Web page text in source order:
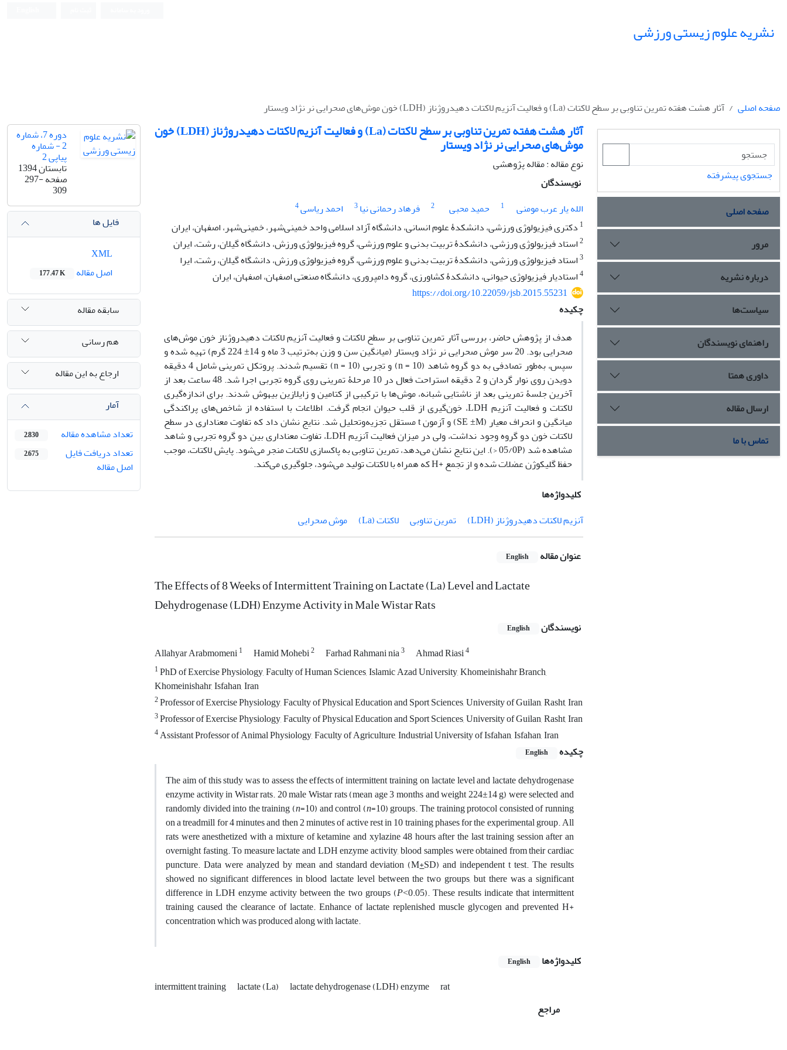
نشریه علوم زیستی ورزشی
صفحه اصلی آثار هشت هفته تمرین تناوبی بر سطح لاکتات (La) و فعالیت آنزیم لاکتات دهیدروژناز (LDH) خون موش‌های صحرایی نر نژاد ویستار
آثار هشت هفته تمرین تناوبی بر سطح لاکتات (La) و فعالیت آنزیم لاکتات دهیدروژناز (LDH) خون
موش‌های صحرایی نر نژاد ویستار
نوع مقاله : مقاله پژوهشی
نویسندگان
الله یار عرب مومنی
1 حمید محبی 2 فرهاد رحمانی نیا3 احمد ریاسی4
1 دکتری فیزیولوژی ورزشی، دانشکدۀ علوم انسانی، دانشگاه آزاد اسلامی واحد خمینی‌شهر، خمینی‌شهر، اصفهان، ایران
2استاد فیزیولوژی ورزشی، دانشکدۀ تربیت بدنی و علوم ورزشی، گروه فیزیولوژی ورزش، دانشگاه گیلان، رشت، ایران
3استاد فیزیولوژی ورزشی، دانشکدۀ تربیت بدنی و علوم ورزشی، گروه فیزیولوژی ورزش، دانشگاه گیلان، رشت، ایرا
4استادیار فیزیولوژی حیوانی، دانشکدۀ کشاورزی، گروه دامپروری، دانشگاه صنعتی اصفهان، اصفهان، ایران
https://doi.org/10.22059/jsb.2015.55231
چکیده
هدف از پژوهش حاضر، بررسی آثار تمرین تناوبی بر سطح لاکتات و فعالیت آنزیم لاکتات دهیدروژناز خون موش‌های
صحرایی بود. 20 سر موش صحرایی نر نژاد ویستار (میانگین سن و وزن به‌ترتیب 3 ماه و 14± 224 گرم) تهیه شده و
سپس، به‌طور تصادفی به دو گروه شاهد (10 = n) و تجربی (10 = n) تقسیم شدند. پروتکل تمرینی شامل 4 دقیقه
دویدن روی نوار گردان و 2 دقیقه استراحت فعال در 10 مرحلۀ تمرینی روی گروه تجربی اجرا شد. 48 ساعت بعد از
آخرین جلسۀ تمرینی بعد از ناشتایی شبانه، موش‌ها با ترکیبی از کتامین و زایلازین بیهوش شدند. برای اندازه‌گیری
لاکتات و فعالیت آنزیم LDH، خون‌گیری از قلب حیوان انجام گرفت. اطلاعات با استفاده از شاخص‌های پراکندگی
میانگین و انحراف معیار (SE ±M) و آزمون t مستقل تجزیه‌وتحلیل شد. نتایج نشان داد که تفاوت معناداری در سطح
لاکتات خون دو گروه وجود نداشت، ولی در میزان فعالیت آنزیم LDH، تفاوت معناداری بین دو گروه تجربی و شاهد
مشاهده شد (05/0P <). این نتایج نشان می‌‌دهد، تمرین تناوبی به پاکسازی لاکتات منجر می‌‌شود. پایش لاکتات، موجب
حفظ گلیکوژن عضلات شده و از تجمع +H که همراه با لاکتات تولید می‌شود، جلوگیری می‌‌کند.
کلیدواژه‌ها
آنزیم لاکتات دهیدروژناز (LDH)
تمرین تناوبی لاکتات (La) موش صحرایی
عنوان مقاله English
The Effects of 8 Weeks of Intermittent Training on Lactate (La) Level and Lactate
Dehydrogenase (LDH) Enzyme Activity in Male Wistar Rats
نویسندگان English
Allahyar Arabmomeni1 Hamid Mohebi2 Farhad Rahmani nia3 Ahmad Riasi4
1PhD of Exercise Physiology, Faculty of Human Sciences, Islamic Azad University, Khomeinishahr Branch,
Khomeinishahr, Isfahan, Iran
2Professor of Exercise Physiology, Faculty of Physical Education and Sport Sciences, University of Guilan, Rasht, Iran
3Professor of Exercise Physiology, Faculty of Physical Education and Sport Sciences, University of Guilan, Rasht, Iran
4Assistant Professor of Animal Physiology, Faculty of Agriculture, Industrial University of Isfahan, Isfahan, Iran
چکیده
English
The aim of this study was to assess the effects of intermittent training on lactate level and lactate dehydrogenase
enzyme activity in Wistar rats. 20 male Wistar rats (mean age 3 months and weight 224±14 g) were selected and
randomly divided into the training (n=10) and control (n=10) groups. The training protocol consisted of running
on a treadmill for 4 minutes and then 2 minutes of active rest in 10 training phases for the experimental group. All
rats were anesthetized with a mixture of ketamine and xylazine 48 hours after the last training session after an
overnight fasting. To measure lactate and LDH enzyme activity, blood samples were obtained from their cardiac
puncture. Data were analyzed by mean and standard deviation (M+SD) and independent t test. The results
showed no significant differences in blood lactate level between the two groups, but there was a significant
difference in LDH enzyme activity between the two groups (P˂0.05). These results indicate that intermittent
training caused the clearance of lactate. Enhance of lactate replenished muscle glycogen and prevented H+
concentration which was produced along with lactate.
کلیدواژه‌ها English
intermittent training lactate (La) lactate dehydrogenase (LDH) enzyme
rat
مراجع
دوره 7، شماره
2 - شماره
پیاپی 2
تابستان 1394
صفحه297-
309
فایل ها
اصل مقاله
177.47 K
سابقه مقاله
هم رسانی
ارجاع به این مقاله
آمار
تعداد مشاهده مقاله
2,830
تعداد دریافت فایل
اصل مقاله
2,675
جستجوی پیشرفته
صفحه اصلی
مرور
درباره نشریه
سیاست‌ها
راهنمای نویسندگان
داوری همتا
ارسال مقاله
تماس با ما